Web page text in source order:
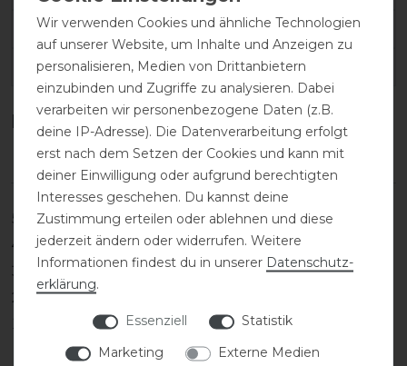
SKU: 10872-tobacco-60cm
EAN:7630001526167
Kundenrezensionen
5
0
4
0
3
0
2
1
0
Wir verwenden Cookies und ähnliche Technologien
auf unserer Website, um Inhalte und Anzeigen zu
personalisieren, Medien von Drittanbietern
einzubinden und Zugriffe zu analysieren. Dabei
verarbeiten wir personenbezogene Daten (z.B.
deine IP-Adresse). Die Datenverarbeitung erfolgt
erst nach dem Setzen der Cookies und kann mit
deiner Einwilligung oder aufgrund berechtigten
Interesses geschehen. Du kannst deine
Zustimmung erteilen oder ablehnen und diese
jederzeit ändern oder widerrufen. Weitere
Informationen findest du in unserer Daten­schutz­
erklärung.
Essenziell
Statistik
Marketing
Externe Medien